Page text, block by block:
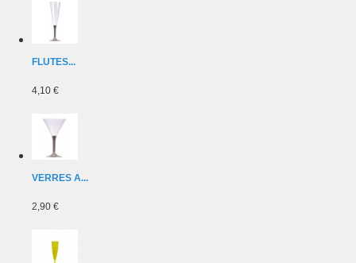
FLUTES...
4,10 €
VERRES A...
2,90 €